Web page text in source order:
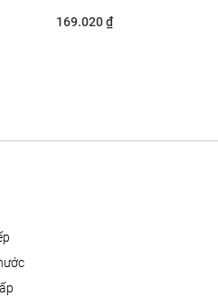
169.020 ₫